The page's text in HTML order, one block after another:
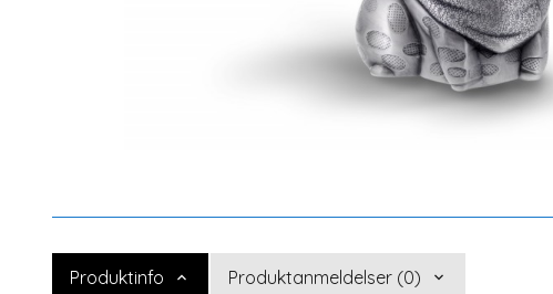
Produktinfo Produktanmeldelser (0)